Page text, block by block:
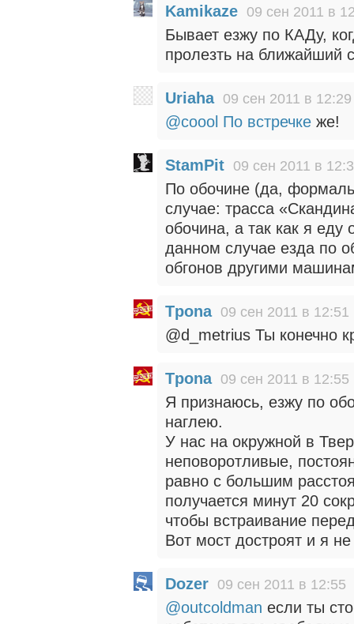
Kamikaze 09 сен 2011 в
Бывает езжу по КАДу,
пролезть на ближайший
Uriaha 09 сен 2011 в 12:29
@coool По встречке же!
StamPit 09 сен 2011 в
По обочине (да,
случае: трасса
обочина, а так как я еду
данном случае езда по
обгонов другими
Tpona 09 сен 2011 в 12:51
@d_metrius Ты конечно
Tpona 09 сен 2011 в 12:55
Я признаюсь, езжу по
наглею.
У нас на окружной в
неповоротливые,
равно с большим
получается минут 20
чтобы встраивание
Вот мост достроят и я
Dozer 09 сен 2011 в 12:55
@outcoldman если ты